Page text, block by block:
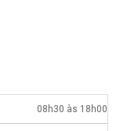
08h30 às 18h00